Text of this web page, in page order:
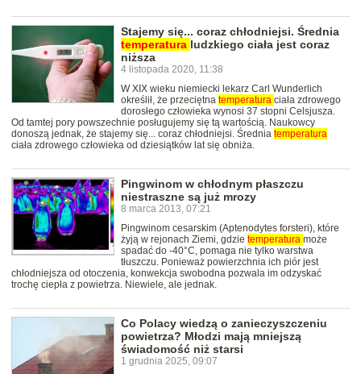
Stajemy się... coraz chłodniejsi. Średnia
temperatura ludzkiego ciała jest coraz
niższa
4 listopada 2020, 11:38
W XIX wieku niemiecki lekarz Carl Wunderlich
określił, że przeciętna temperatura ciała zdrowego
dorosłego człowieka wynosi 37 stopni Celsjusza.
Od tamtej pory powszechnie posługujemy się tą wartością. Naukowcy
donoszą jednak, że stajemy się... coraz chłodniejsi. Średnia temperatura
ciała zdrowego człowieka od dziesiątków lat się obniża.
Pingwinom w chłodnym płaszczu
niestraszne są już mrozy
8 marca 2013, 07:21
Pingwinom cesarskim (Aptenodytes forsteri), które
żyją w rejonach Ziemi, gdzie temperatura może
spadać do -40°C, pomaga nie tylko warstwa
tłuszczu. Ponieważ powierzchnia ich piór jest
chłodniejsza od otoczenia, konwekcja swobodna pozwala im odzyskać
trochę ciepła z powietrza. Niewiele, ale jednak.
Co Polacy wiedzą o zanieczyszczeniu
powietrza? Młodzi mają mniejszą
świadomość niż starsi
1 grudnia 2025, 09:07